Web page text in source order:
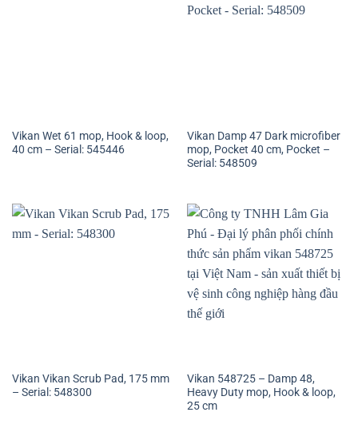
Vikan Wet 61 mop, Hook & loop,
40 cm – Serial: 545446
Vikan Damp 47 Dark microfiber
mop, Pocket 40 cm, Pocket –
Serial: 548509
Vikan Vikan Scrub Pad, 175 mm
– Serial: 548300
Vikan 548725 – Damp 48,
Heavy Duty mop, Hook & loop,
25 cm